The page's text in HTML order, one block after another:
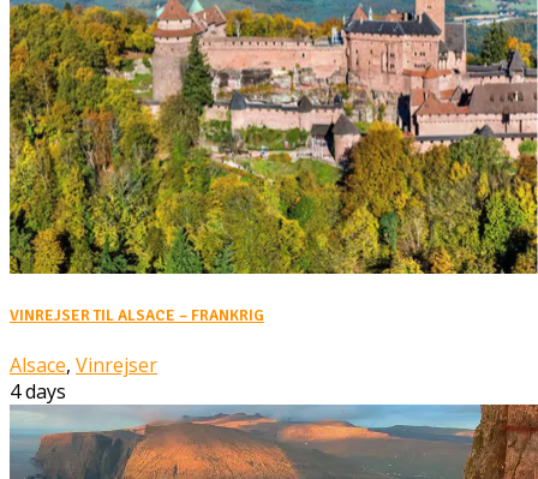
VINREJSER TIL ALSACE – FRANKRIG
Alsace, Vinrejser
4 days